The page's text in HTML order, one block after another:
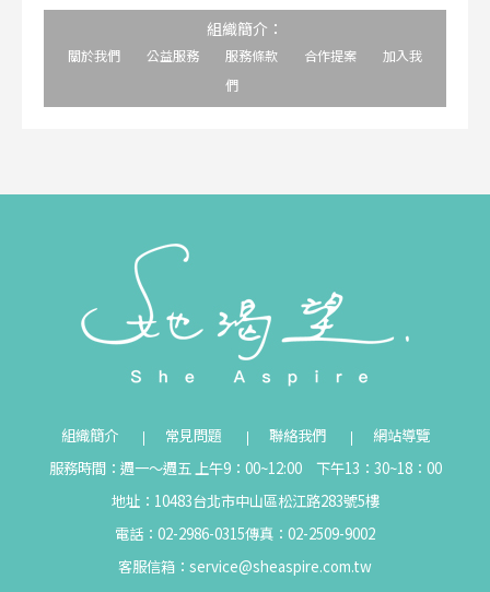
組織簡介：
關於我們 公益服務 服務條款 合作提案
加入我
們
組織簡介 常見問題 聯絡我們
網站導覽
服務時間：週一～週五 上午9：00~12:00 下午13：30~18：00
地址：10483台北市中山區松江路283號5樓
電話：02-2986-0315傳真：02-2509-9002
客服信箱： service@sheaspire.com.tw